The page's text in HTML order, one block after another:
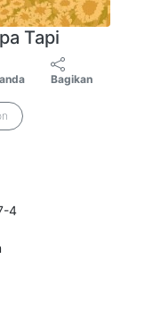
Tapi
Bagikan
4